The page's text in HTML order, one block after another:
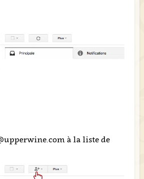
à la liste de